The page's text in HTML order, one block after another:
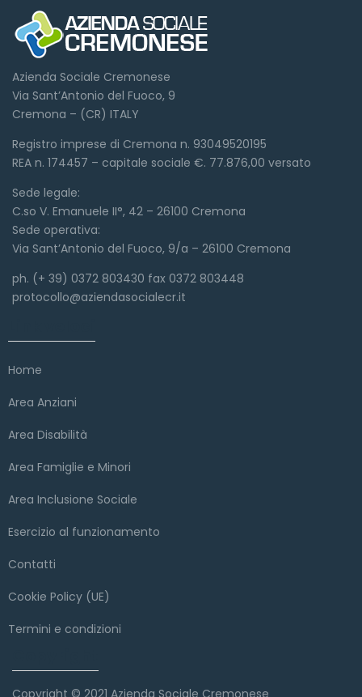
Azienda Sociale Cremonese
Via Sant’Antonio del Fuoco, 9
Cremona – (CR) ITALY
Registro imprese di Cremona n. 93049520195
REA n. 174457 – capitale sociale €. 77.876,00 versato
Sede legale:
C.so V. Emanuele II°, 42 – 26100 Cremona
Sede operativa:
Via Sant’Antonio del Fuoco, 9/a – 26100 Cremona
ph. (+ 39) 0372 803430 fax 0372 803448
protocollo@aziendasocialecr.it
Home
Area Anziani
Area Disabilità
Area Famiglie e Minori
Area Inclusione Sociale
Esercizio al funzionamento
Contatti
Cookie Policy (UE)
Termini e condizioni
Copyright © 2021 Azienda Sociale Cremonese